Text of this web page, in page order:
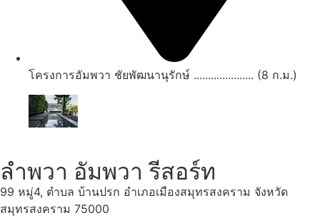
โครงการอัมพวา ชัยพัฒนานุรักษ์ ..................... (8 ก.ม.)
ลำพวา อัมพวา รีสอร์ท
99 หมู่4, ตำบล บ้านปรก อำเภอเมืองสมุทรสงคราม จังหวัด
สมุทรสงคราม 75000